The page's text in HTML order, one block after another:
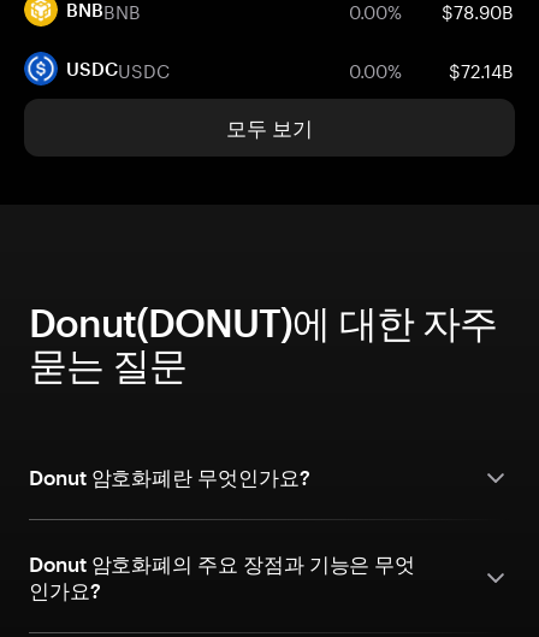
BNBBNB 0.00% $78.90B
USDCUSDC 0.00% $72.14B
모두 보기
Donut(DONUT)에 대한 자주
묻는 질문
Donut 암호화폐란 무엇인가요?
Donut 암호화폐의 주요 장점과 기능은 무엇
인가요?